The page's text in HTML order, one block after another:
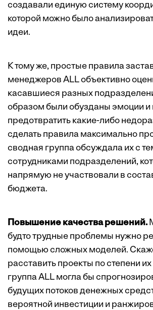
создавали единую систему
которой можно было
идеи.
К тому же, простые правила
менеджеров ALL объективно
касавшиеся разных
образом ­были обузданы эмоции и
­предотвратить какие-либо
сделать правила максимально
сводная группа обсуждала их с
сотрудниками подразделений,
напрямую не участвовали в
бюджета.
Повышение качества решений.
будто трудные проблемы нужно
помощью сложных моделей.
расставить проекты по степени
группа ALL могла бы
будущих потоков денежных
вероятной инвестиции и